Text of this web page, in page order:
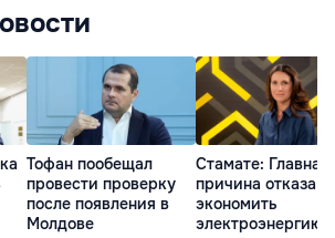
Тофан пообещал
провести проверку
после появления в
Молдове
Стамате: Главная
причина отказа
экономить
электроэнергию